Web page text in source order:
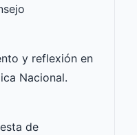
y reflexión en
Nacional.
de